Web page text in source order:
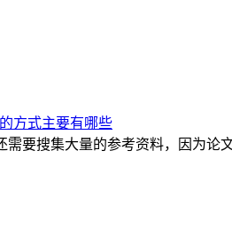
方式主要有哪些
要搜集大量的参考资料，因为